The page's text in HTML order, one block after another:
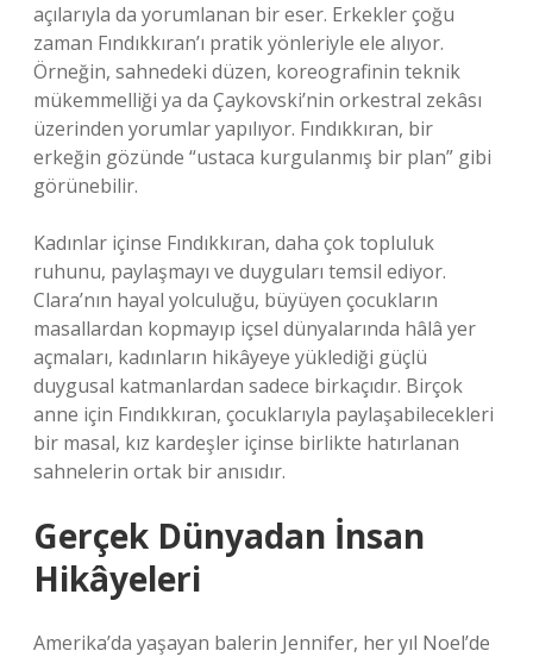
açılarıyla da yorumlanan bir eser. Erkekler çoğu
zaman Fındıkkıran’ı pratik yönleriyle ele alıyor.
Örneğin, sahnedeki düzen, koreografinin teknik
mükemmelliği ya da Çaykovski’nin orkestral zekâsı
üzerinden yorumlar yapılıyor. Fındıkkıran, bir
erkeğin gözünde “ustaca kurgulanmış bir plan” gibi
görünebilir.
Kadınlar içinse Fındıkkıran, daha çok topluluk
ruhunu, paylaşmayı ve duyguları temsil ediyor.
Clara’nın hayal yolculuğu, büyüyen çocukların
masallardan kopmayıp içsel dünyalarında hâlâ yer
açmaları, kadınların hikâyeye yüklediği güçlü
duygusal katmanlardan sadece birkaçıdır. Birçok
anne için Fındıkkıran, çocuklarıyla paylaşabilecekleri
bir masal, kız kardeşler içinse birlikte hatırlanan
sahnelerin ortak bir anısıdır.
Gerçek Dünyadan İnsan
Hikâyeleri
Amerika’da yaşayan balerin Jennifer, her yıl Noel’de